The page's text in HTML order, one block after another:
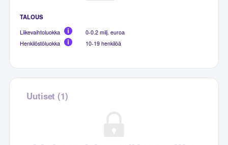
TALOUS
Liikevaihtoluokka
0-0.2 milj. euroa
Henkilöstöluokka
10-19 henkilöä
Uutiset (1)